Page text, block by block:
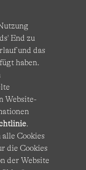
Es gelten die
von
End zu
und das
haben.
Website-
.
Cookies
die Cookies
der Website